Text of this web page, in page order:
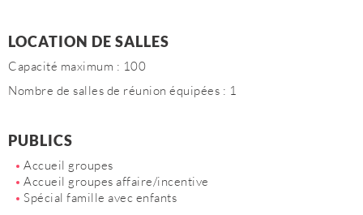
LOCATION DE SALLES
Capacité maximum : 100
Nombre de salles de réunion équipées : 1
PUBLICS
Accueil groupes
Accueil groupes affaire/incentive
Spécial famille avec enfants